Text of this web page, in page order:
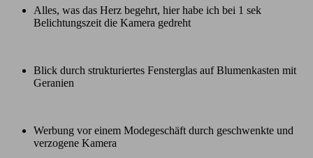
Alles, was das Herz begehrt, hier habe ich bei 1 sek
Belichtungszeit die Kamera gedreht
Blick durch strukturiertes Fensterglas auf Blumenkasten mit
Geranien
Werbung vor einem Modegeschäft durch geschwenkte und
verzogene Kamera